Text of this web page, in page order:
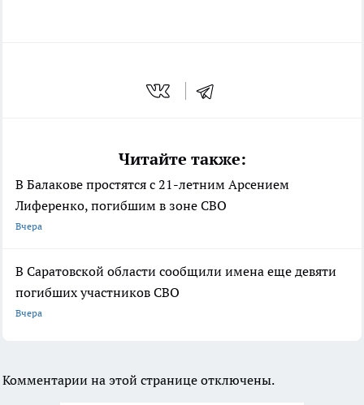
Читайте также:
В Балакове простятся с 21-летним Арсением
Лиференко, погибшим в зоне СВО
Вчера
В Саратовской области сообщили имена еще девяти
погибших участников СВО
Вчера
Комментарии на этой странице отключены.